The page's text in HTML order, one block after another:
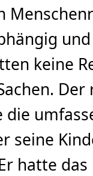
keine
Der
die
seine
hatte das